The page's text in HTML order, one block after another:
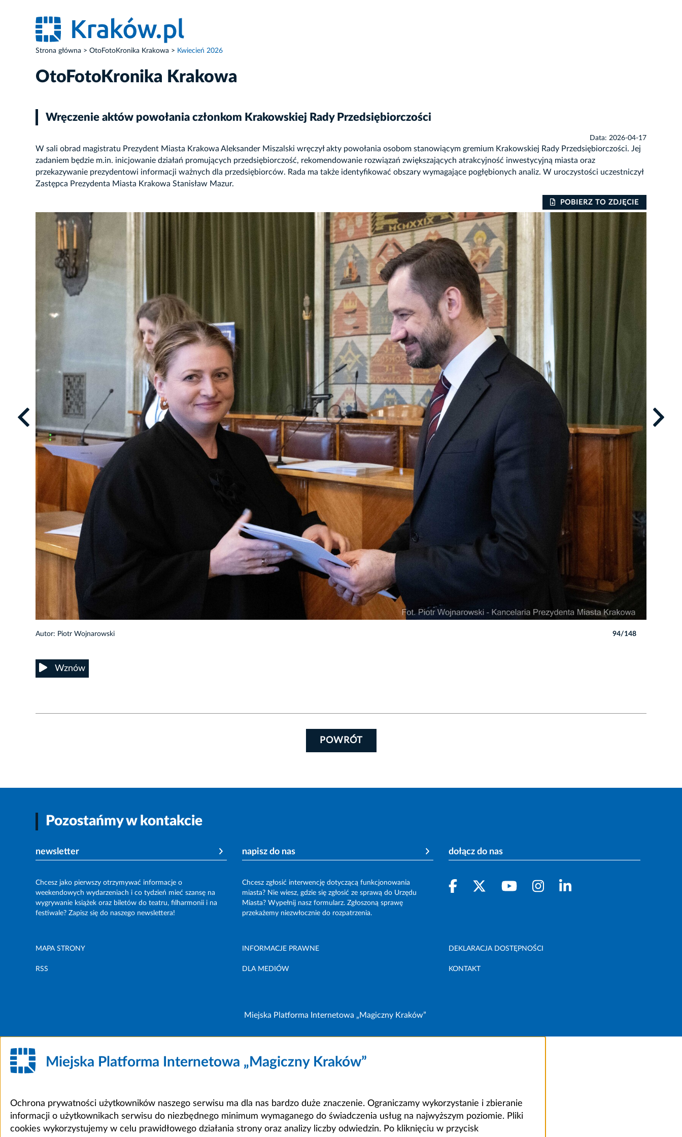
Strona główna OtoFotoKronika Krakowa Kwiecień 2026
OtoFotoKronika Krakowa
Wręczenie aktów powołania członkom Krakowskiej Rady Przedsiębiorczości
Data: 2026-04-17
W sali obrad magistratu Prezydent Miasta Krakowa Aleksander Miszalski wręczył akty powołania osobom stanowiącym gremium Krakowskiej Rady Przedsiębiorczości. Jej
zadaniem będzie m.in. inicjowanie działań promujących przedsiębiorczość, rekomendowanie rozwiązań zwiększających atrakcyjność inwestycyjną miasta oraz
przekazywanie prezydentowi informacji ważnych dla przedsiębiorców. Rada ma także identyfikować obszary wymagające pogłębionych analiz. W uroczystości uczestniczył
Zastępca Prezydenta Miasta Krakowa Stanisław Mazur.
POBIERZ TO ZDJĘCIE
Autor: Piotr Wojnarowski 94/148
Wznów
POWRÓT
Pozostańmy w kontakcie
newsletter
Chcesz jako pierwszy otrzymywać informacje o
weekendowych wydarzeniach i co tydzień mieć szansę na
wygrywanie książek oraz biletów do teatru, filharmonii i na
festiwale? Zapisz się do naszego newslettera!
napisz do nas
Chcesz zgłosić interwencję dotyczącą funkcjonowania
miasta? Nie wiesz, gdzie się zgłosić ze sprawą do Urzędu
Miasta? Wypełnij nasz formularz. Zgłoszoną sprawę
przekażemy niezwłocznie do rozpatrzenia.
dołącz do nas
MAPA STRONY INFORMACJE PRAWNE DEKLARACJA DOSTĘPNOŚCI
RSS DLA MEDIÓW KONTAKT
Miejska Platforma Internetowa „Magiczny Kraków”
Miejska Platforma Internetowa „Magiczny Kraków”
Ochrona prywatności użytkowników naszego serwisu ma dla nas bardzo duże znaczenie. Ograniczamy wykorzystanie i zbieranie
informacji o użytkownikach serwisu do niezbędnego minimum wymaganego do świadczenia usług na najwyższym poziomie. Pliki
cookies wykorzystujemy w celu prawidłowego działania strony oraz analizy liczby odwiedzin. Po kliknięciu w przycisk